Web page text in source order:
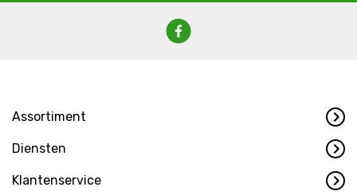
Assortiment
Diensten
Klantenservice